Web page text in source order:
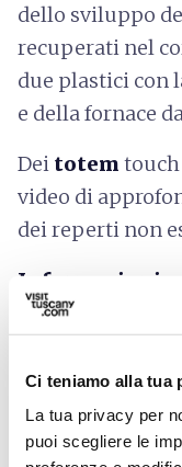
Ci teniamo alla tua
La tua privacy per
puoi scegliere le
dello sviluppo
recuperati nel
due plastici con
e della fornace
Dei totem
video di
dei reperti non
Informazioni
regione.toscana.it